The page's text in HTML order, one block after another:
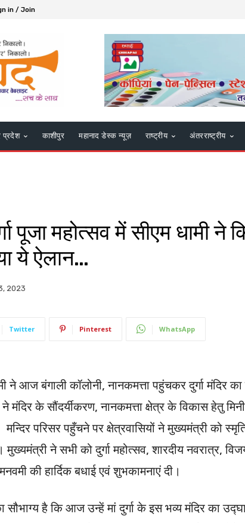
in / Join
प्रदेश काशीपुर महानाद डेस्क न्यूज़ राष्ट्रीय अंतरराष्ट्रीय
पूजा महोत्सव में सीएम धामी ने
ये ऐलान…
2023
Twitter Pinterest WhatsApp
ने आज बंगाली कॉलोनी, नानकमत्ता पहुंचकर दुर्गा मंदिर का
के सौंदर्यीकरण, नानकमत्ता क्षेत्र के विकास हेतु
परिसर पहुँचने पर क्षेत्रवासियों ने मुख्यमंत्री को
मुख्यमंत्री ने सभी को दुर्गा महोत्सव, शारदीय नवरात्र,
की हार्दिक बधाई एवं शुभकामनाएं दी।
सौभाग्य है कि आज उन्हें मां दुर्गा के इस भव्य मंदिर का